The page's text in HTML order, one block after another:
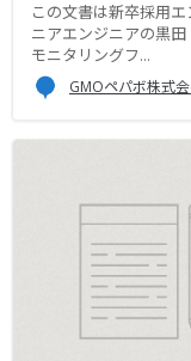
この文書は新卒採用
ニアエンジニアの黒
モニタリングフ...
GMOペパボ株式